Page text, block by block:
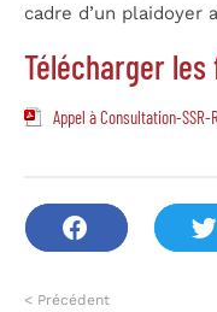
cadre d’un plaidoyer
Télécharger
Appel à Consultation-SSR-
< Précédent